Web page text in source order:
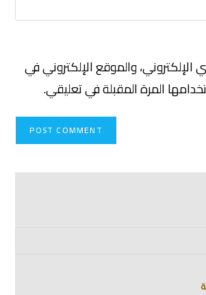
والموقع الإلكتروني في
المرة المقبلة في تعليقي.